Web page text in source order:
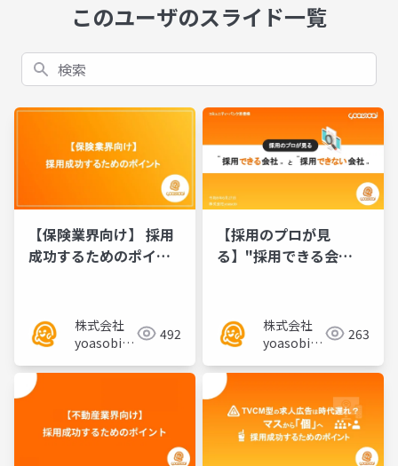
このユーザのスライド一覧
検索
【保険業界向け】 採用
成功するためのポイン
株式会社
yoasobi／
様
492
【採用のプロが見
る】"採用できる会
株式会社
yoasobi／
様
263